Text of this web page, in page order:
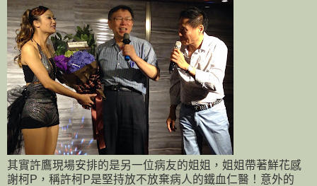
其實許鷹現場安排的是另一位病友的姐姐，姐姐帶著鮮花感
謝柯P，稱許柯P是堅持放不放棄病人的鐵血仁醫！意外的